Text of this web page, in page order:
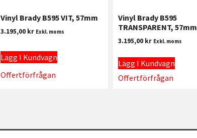
Vinyl Brady B595 VIT, 57mm
3.195,00 kr Exkl. moms
Lägg I Kundvagn
Offertförfrågan
Vinyl Brady B595
TRANSPARENT, 57mm
3.195,00 kr Exkl. moms
Lägg I Kundvagn
Offertförfrågan